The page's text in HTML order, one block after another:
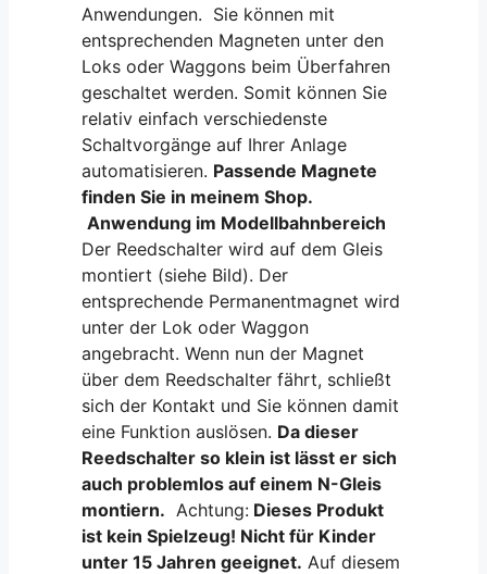
Anwendungen. Sie können mit
entsprechenden Magneten unter den
Loks oder Waggons beim Überfahren
geschaltet werden. Somit können Sie
relativ einfach verschiedenste
Schaltvorgänge auf Ihrer Anlage
automatisieren. Passende Magnete
finden Sie in meinem Shop.
Anwendung im Modellbahnbereich
Der Reedschalter wird auf dem Gleis
montiert (siehe Bild). Der
entsprechende Permanentmagnet wird
unter der Lok oder Waggon
angebracht. Wenn nun der Magnet
über dem Reedschalter fährt, schließt
sich der Kontakt und Sie können damit
eine Funktion auslösen. Da dieser
Reedschalter so klein ist lässt er sich
auch problemlos auf einem N-Gleis
montiern. Achtung: Dieses Produkt
ist kein Spielzeug! Nicht für Kinder
unter 15 Jahren geeignet. Auf diesem